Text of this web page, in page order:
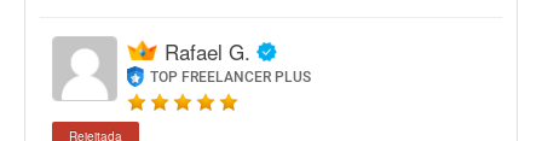
Rafael G.
TOP FREELANCER PLUS
Rejeitada